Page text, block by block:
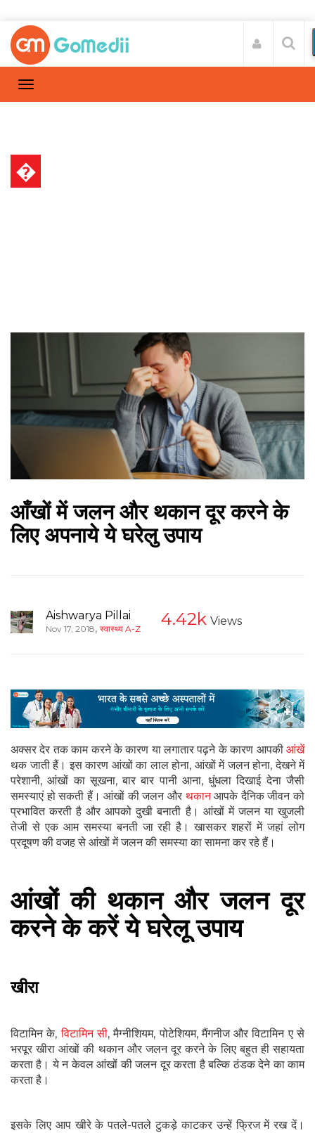
�
आँखों में जलन और थकान दूर करने के
लिए अपनाये ये घरेलु उपाय
Aishwarya Pillai
Nov 17, 2018, स्वास्थ्य A-Z 4.42k Views
अक्सर देर तक काम करने के कारण या लगातार पढ़ने के कारण आपकी आंखें
थक जाती हैं। इस कारण आंखों का लाल होना, आंखों में जलन होना, देखने में
परेशानी, आंखों का सूखना, बार बार पानी आना, धुंधला दिखाई देना जैसी
समस्याएं हो सकती हैं। आंखों की जलन और थकानआपके दैनिक जीवन को
प्रभावित करती है और आपको दुखी बनाती है। आंखों में जलन या खुजली
तेजी से एक आम समस्या बनती जा रही है। खासकर शहरों में जहां लोग
प्रदूषण की वजह से आंखों में जलन की समस्या का सामना कर रहे हैं।
आंखों की थकान और जलन दूर
करने के करें ये घरेलू उपाय
खीरा
विटामिन के,विटामिन सी, मैग्नीशियम, पोटेशियम, मैंगनीज और विटामिन ए से
भरपूर खीरा आंखों की थकान और जलन दूर करने के लिए बहुत ही सहायता
करता है। ये न केवल आंखों की जलन दूर करता है बल्कि ठंडक देने का काम
करता है।
इसके लिए आप खीरे के पतले-पतले टुकड़े काटकर उन्हें फ्रिज में रख दें।